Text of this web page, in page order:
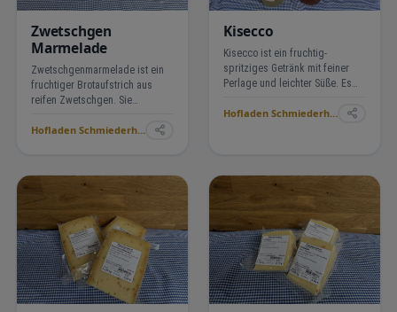
Zwetschgen
Marmelade
Zwetschgenmarmelade ist ein
fruchtiger Brotaufstrich aus
reifen Zwetschgen. Sie
und hat ein intensives,
Brötchen oder zum Backen.
Hofladen Schmiederhof Langenhard ›
Kisecco
Kisecco ist ein fruchtig-
spritziges Getränk mit feiner
Perlage und leichter Süße. Es
Schaumwein, ist aber meist
Hofladen Schmiederhof Langenhard ›